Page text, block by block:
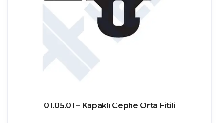
01.05.01 – Kapaklı Cephe Orta Fitili